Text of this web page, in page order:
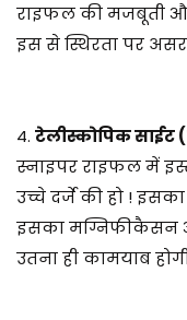
राइफल की मजबूती
इस से स्थिरता पर
4. टेलीस्कोपिक
स्नाइपर राइफल में
उच्चे दर्जे की हो !
इसका मग्निफीकैसन
उतना ही कामयाब